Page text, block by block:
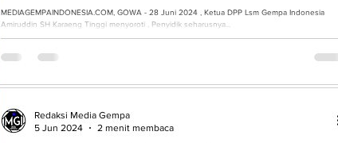
MEDIAGEMPAINDONESIA.COM, GOWA - 28 Juni 2024 , Ketua DPP Lsm Gempa Indonesia
Amiruddin SH Karaeng Tinggi menyoroti , Penyidik seharusnya...
Redaksi Media Gempa
5 Jun 2024
2 menit membaca